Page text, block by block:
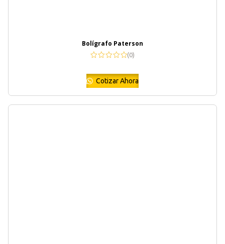
Bolígrafo Paterson
(0)
Cotizar Ahora